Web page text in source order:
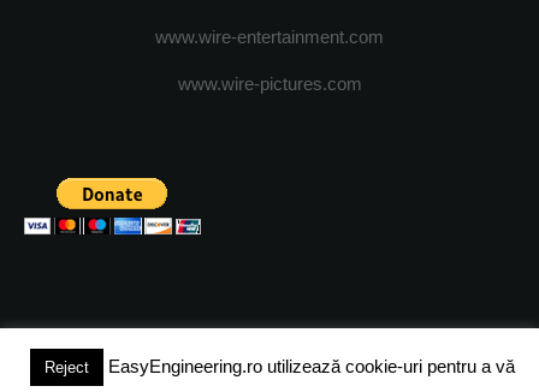
www.wire-entertainment.com
www.wire-pictures.com
(c) 2024 - FineEngineeringMagazine. All rights reserved.
Reject
EasyEngineering.ro utilizează cookie-uri pentru a vă